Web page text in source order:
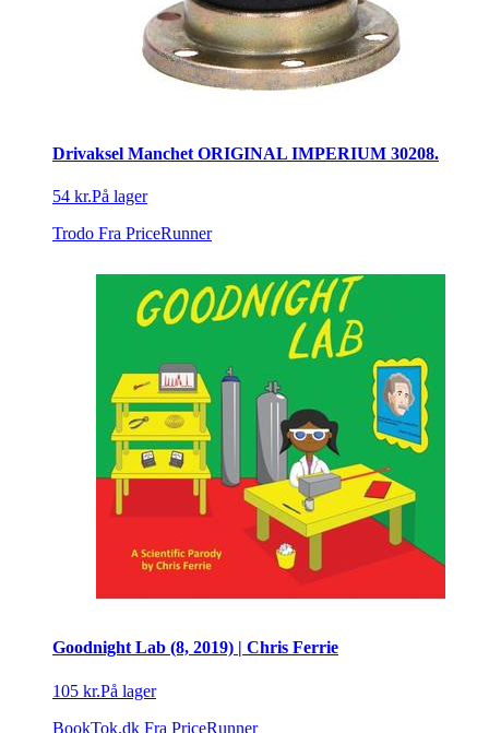
Drivaksel Manchet ORIGINAL IMPERIUM 30208.
54 kr.På lager
Trodo Fra PriceRunner
Goodnight Lab (8, 2019) | Chris Ferrie
105 kr.På lager
BookTok.dk Fra PriceRunner